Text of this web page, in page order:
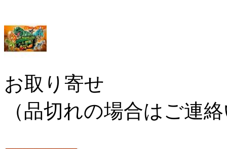
お取り寄せ
（品切れの場合はご連